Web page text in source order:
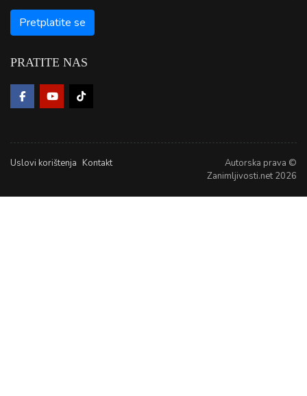
PRATITE NAS
Uslovi korištenja Kontakt
Autorska prava ©
Zanimljivosti.net 2026